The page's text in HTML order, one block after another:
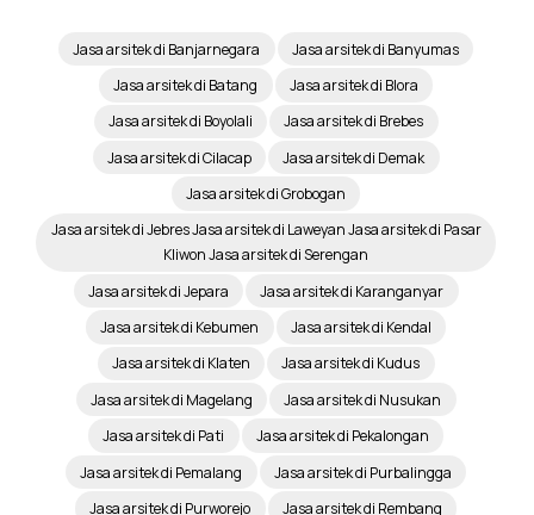
Jasa arsitek di Banjarnegara
Jasa arsitek di Banyumas
Jasa arsitek di Batang
Jasa arsitek di Blora
Jasa arsitek di Boyolali
Jasa arsitek di Brebes
Jasa arsitek di Cilacap
Jasa arsitek di Demak
Jasa arsitek di Grobogan
Jasa arsitek di Jebres Jasa arsitek di Laweyan Jasa arsitek di Pasar
Kliwon Jasa arsitek di Serengan
Jasa arsitek di Jepara
Jasa arsitek di Karanganyar
Jasa arsitek di Kebumen
Jasa arsitek di Kendal
Jasa arsitek di Klaten
Jasa arsitek di Kudus
Jasa arsitek di Magelang
Jasa arsitek di Nusukan
Jasa arsitek di Pati
Jasa arsitek di Pekalongan
Jasa arsitek di Pemalang
Jasa arsitek di Purbalingga
Jasa arsitek di Purworejo
Jasa arsitek di Rembang